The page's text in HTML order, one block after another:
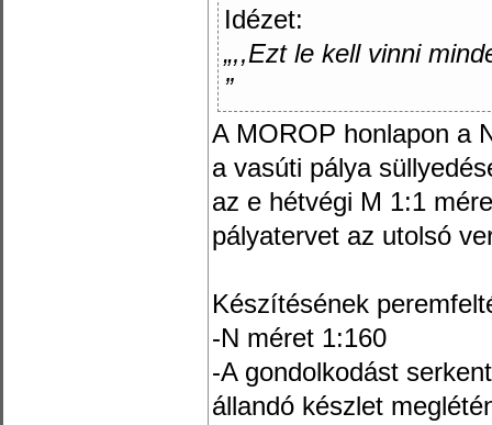
Idézet:
„,,Ezt le kell vinni
”
A MOROP honlapon a
a vasúti pálya
az e hétvégi M 1:1
pályatervet az utolsó
Készítésének
-N méret 1:160
-A gondolkodást
állandó készlet